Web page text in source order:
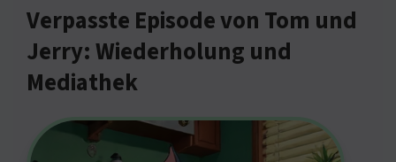
Verpasste Episode von Tom und
Jerry: Wiederholung und
Mediathek